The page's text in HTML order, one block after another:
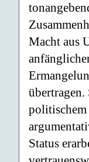
Macht aus
übertragen.
Status